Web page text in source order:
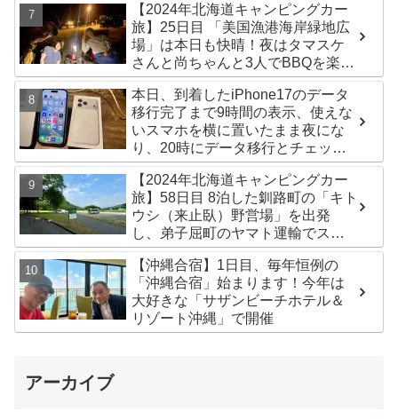
【2024年北海道キャンピングカー
旅】25日目 「美国漁港海岸緑地広
場」は本日も快晴！夜はタマスケ
さんと尚ちゃんと3人でBBQを楽し
みました♪
本日、到着したiPhone17のデータ
移行完了まで9時間の表示、使えな
いスマホを横に置いたまま夜にな
り、20時にデータ移行とチェック
が無事完了！午後からの写真がほ
ぼありません^^;
【2024年北海道キャンピングカー
旅】58日目 8泊した釧路町の「キト
ウシ（来止臥）野営場」を出発
し、弟子屈町のヤマト運輸でステ
ッカー受け取り！今日は北見市の
無料キャンプ場「つつじ公園キャ
ンプ場」まで
【沖縄合宿】1日目、毎年恒例の
「沖縄合宿」始まります！今年は
大好きな「サザンビーチホテル＆
リゾート沖縄」で開催
アーカイブ